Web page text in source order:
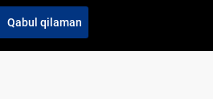
himoyalangan
Qabul qilaman